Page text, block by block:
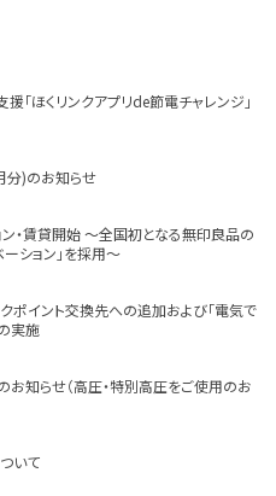
「ほくリンクアプリde節電チャレンジ」
分)のお知らせ
・賃貸開始 ～全国初となる無印良品の
ーション」を採用～
クポイント交換先への追加および「電気で
実施
知らせ（高圧・特別高圧をご使用のお
いて